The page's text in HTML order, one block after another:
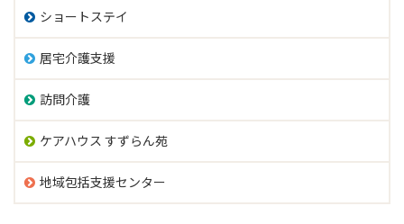
ショートステイ
居宅介護支援
訪問介護
ケアハウス すずらん苑
地域包括支援センター